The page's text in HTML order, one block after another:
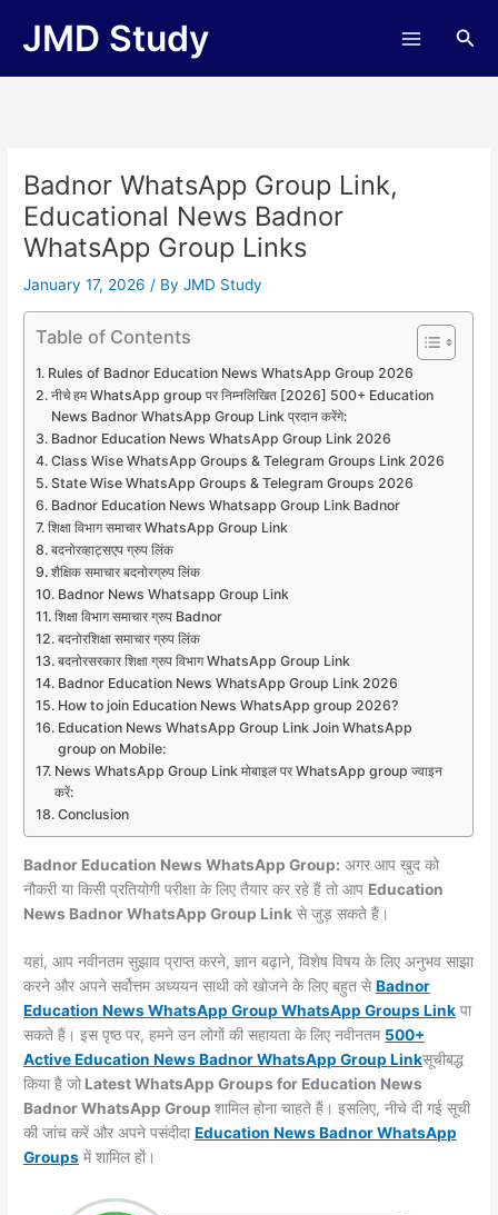
JMD Study
Badnor WhatsApp Group Link,
Educational News Badnor
WhatsApp Group Links
January 17, 2026/ ByJMD Study
Table of Contents
Rules of Badnor Education News WhatsApp Group 2026
नीचे हम WhatsApp group पर निम्नलिखित [2026] 500+ Education
News Badnor WhatsApp Group Link प्रदान करेंगे:
Badnor Education News WhatsApp Group Link 2026
Class Wise WhatsApp Groups & Telegram Groups Link 2026
State Wise WhatsApp Groups & Telegram Groups 2026
Badnor Education News Whatsapp Group Link Badnor
शिक्षा विभाग समाचार WhatsApp Group Link
बदनोरव्हाट्सएप ग्रुप लिंक
शैक्षिक समाचार बदनोरग्रुप लिंक
Badnor News Whatsapp Group Link
शिक्षा विभाग समाचार ग्रुप Badnor
बदनोरशिक्षा समाचार ग्रुप लिंक
बदनोरसरकार शिक्षा ग्रुप विभाग WhatsApp Group Link
Badnor Education News WhatsApp Group Link 2026
How to join Education News WhatsApp group 2026?
Education News WhatsApp Group Link Join WhatsApp
group on Mobile:
News WhatsApp Group Link मोबाइल पर WhatsApp group ज्वाइन
करें:
Conclusion
Badnor Education News WhatsApp Group: अगर आप खुद को
नौकरी या किसी प्रतियोगी परीक्षा के लिए तैयार कर रहे हैं तो आप Education
News Badnor WhatsApp Group Link से जुड़ सकते हैं।
यहां, आप नवीनतम सुझाव प्राप्त करने, ज्ञान बढ़ाने, विशेष विषय के लिए अनुभव साझा
करने और अपने सर्वोत्तम अध्ययन साथी को खोजने के लिए बहुत सेBadnor
Education News WhatsApp Group WhatsApp GroupsLink पा
सकते हैं। इस पृष्ठ पर, हमने उन लोगों की सहायता के लिए नवीनतम 500+
Active Education News Badnor WhatsApp Group Linkसूचीबद्ध
किया है जो Latest WhatsApp Groups for Education News
Badnor WhatsApp Groupशामिल होना चाहते हैं। इसलिए, नीचे दी गई सूची
की जांच करें और अपने पसंदीदाEducation News Badnor WhatsApp
Groups में शामिल हों।